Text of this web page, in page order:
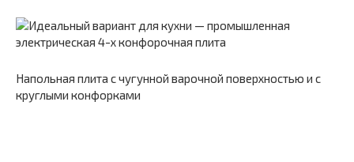
Напольная плита с чугунной варочной поверхностью и с
круглыми конфорками